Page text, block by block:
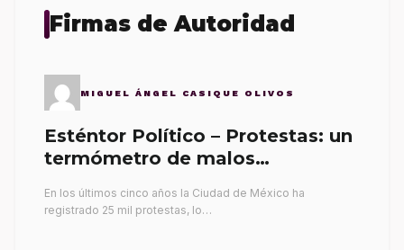
Firmas de Autoridad
MIGUEL ÁNGEL CASIQUE OLIVOS
Esténtor Político – Protestas: un
termómetro de malos
En los últimos cinco años la Ciudad de México ha
registrado 25 mil protestas, lo…